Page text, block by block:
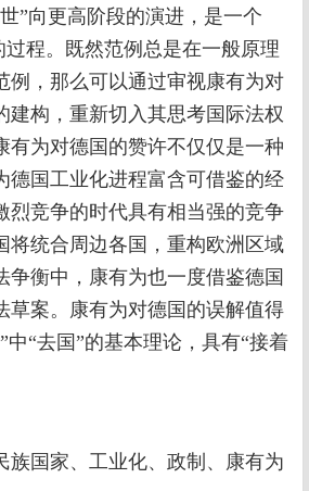
”向更高阶段的演进，是一个
过程。既然范例总是在一般原理
例，那么可以通过审视康有为对
建构，重新切入其思考国际法权
有为对德国的赞许不仅仅是一种
德国工业化进程富含可借鉴的经
烈竞争的时代具有相当强的竞争
将统合周边各国，重构欧洲区域
争衡中，康有为也一度借鉴德国
草案。康有为对德国的误解值得
中“去国”的基本理论，具有“接着
族国家、工业化、政制、康有为